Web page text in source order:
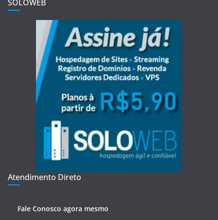
SOLOWEB
Atendimento Direto
Fale Conosco agora mesmo